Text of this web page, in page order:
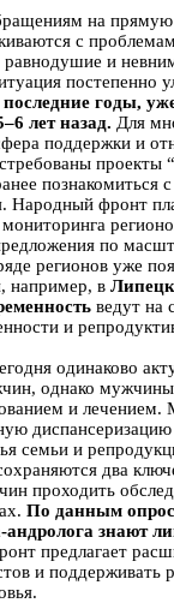
на
с
и
постепенно
годы,
лет назад. Для
поддержки и
проекты
познакомиться
Народный фронт
по
регионов уже
например, в
ведут на
и
одинаково
однако мужчины
и лечением.
семьи и
два
проходить
По данным
андролога знают
предлагает
и поддерживать